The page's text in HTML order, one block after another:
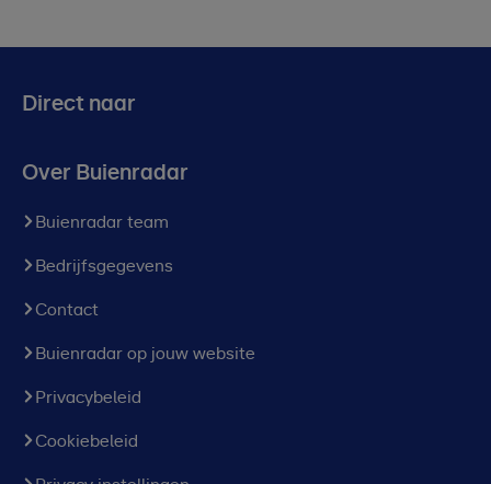
Direct naar
Over Buienradar
Buienradar team
Bedrijfsgegevens
Contact
Buienradar op jouw website
Privacybeleid
Cookiebeleid